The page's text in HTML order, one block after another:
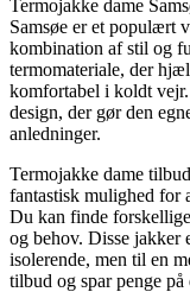
Termojakke dame
Samsøe er et populært
kombination af stil og
termomateriale, der
komfortabel i koldt
design, der gør den
anledninger.
Termojakke dame
fantastisk mulighed for
Du kan finde
og behov. Disse jakker
isolerende, men til en
tilbud og spar penge